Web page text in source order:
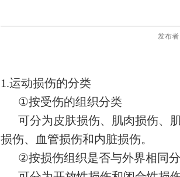
发布
1.运动损伤的分类
①按受伤的组织分类
可分为皮肤损伤、肌肉损伤、
损伤、血管损伤和内脏损伤。
②按损伤组织是否与外界相同